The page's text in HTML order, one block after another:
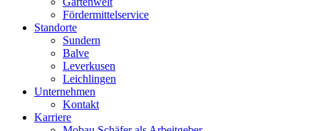
Fördermittelservice
Standorte
Sundern
Balve
Leverkusen
Leichlingen
Unternehmen
Kontakt
Karriere